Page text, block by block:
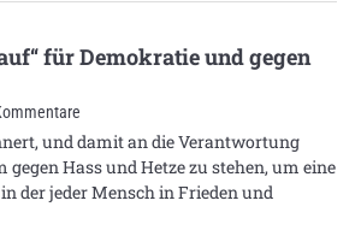
für Demokratie und gegen
und damit an die Verantwortung
gegen Hass und Hetze zu stehen, um eine
der jeder Mensch in Frieden und